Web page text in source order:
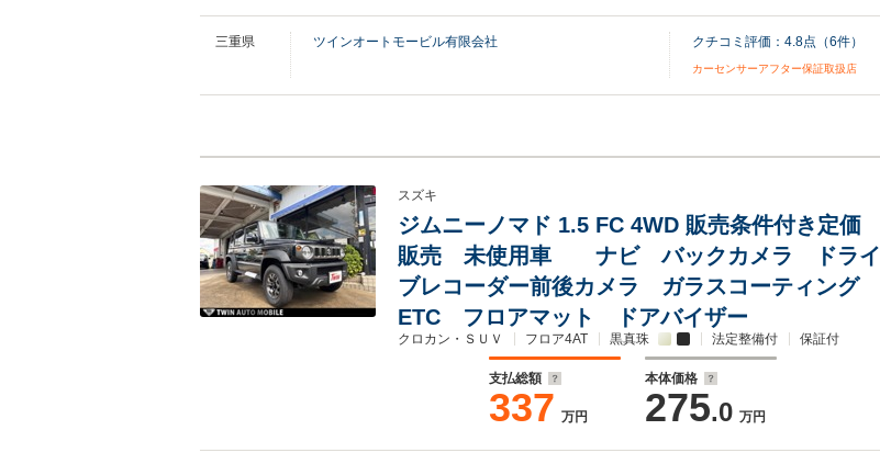
三重県 ツインオートモービル有限会社 クチコミ評価： 4.8点（6件）
カーセンサーアフター保証取扱店
スズキ
ジムニーノマド 1.5 FC 4WD 販売条件付き定価
販売 未使用車 ナビ バックカメラ ドライ
ブレコーダー前後カメラ ガラスコーティング
ETC フロアマット ドアバイザー
クロカン・ＳＵＶ フロア4AT 黒真珠 法定整備付 保証付
支払総額
337 万円
本体価格
275.0 万円